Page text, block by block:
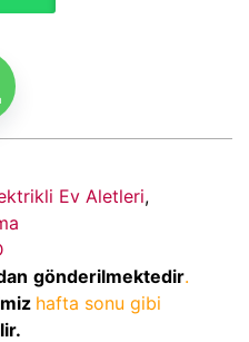
Ev Aletleri,
gönderilmektedir.
hafta sonu gibi